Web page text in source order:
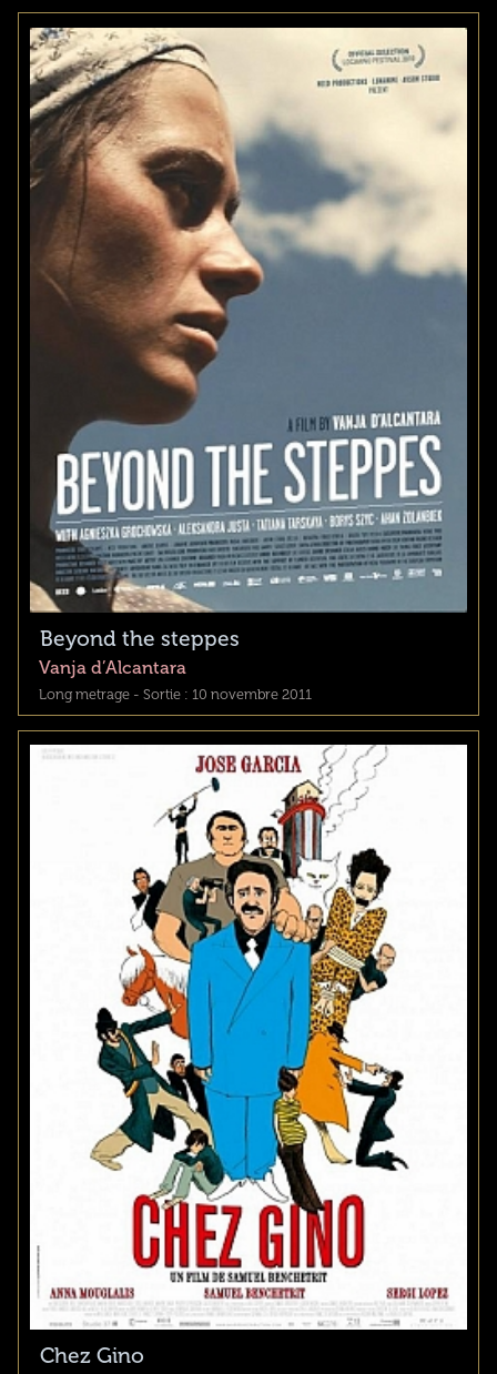
Beyond the steppes
Vanja d’Alcantara
Long metrage - Sortie : 10 novembre 2011
Chez Gino